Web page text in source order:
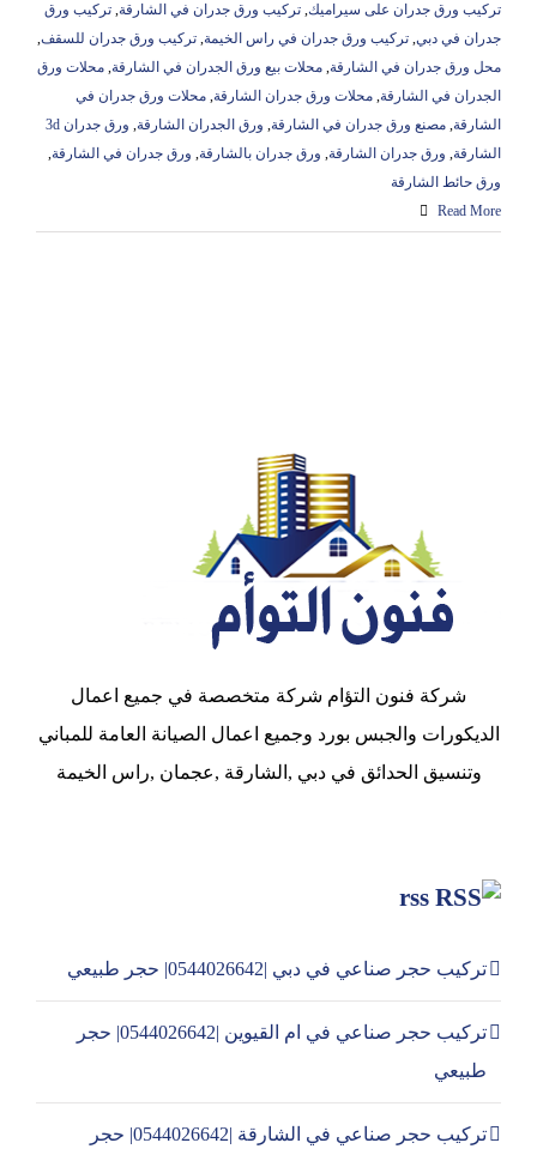
تركيب ورق جدران على سيراميك, تركيب ورق جدران في الشارقة, تركيب ورق
جدران في دبي, تركيب ورق جدران في راس الخيمة, تركيب ورق جدران للسقف,
محل ورق جدران في الشارقة, محلات بيع ورق الجدران في الشارقة, محلات ورق
الجدران في الشارقة, محلات ورق جدران الشارقة, محلات ورق جدران في
الشارقة, مصنع ورق جدران في الشارقة, ورق الجدران الشارقة,
ورق جدران 3d
الشارقة, ورق جدران الشارقة, ورق جدران بالشارقة, ورق جدران في الشارقة,
ورق حائط الشارقة
Read More
شركة فنون التؤام شركة متخصصة في جميع اعمال
الديكورات والجبس بورد وجميع اعمال الصيانة العامة للمباني
وتنسيق الحدائق في دبي ,الشارقة ,عجمان ,راس الخيمة
rss
تركيب حجر صناعي في دبي |0544026642| حجر طبيعي
تركيب حجر صناعي في ام القيوين |0544026642| حجر
طبيعي
تركيب حجر صناعي في الشارقة |0544026642| حجر